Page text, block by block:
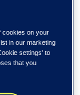
cookies on your
in our marketing
settings' to
that you